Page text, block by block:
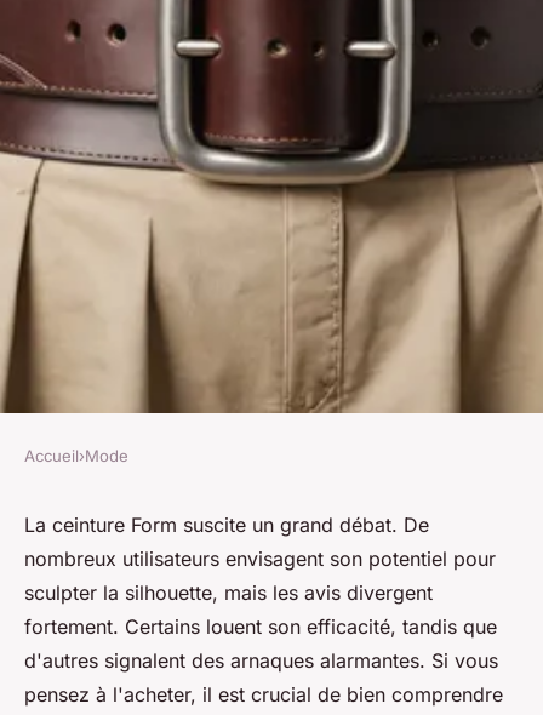
Ceinture form avis : un atout
pour votre silhouette ?
Juliette•28 mars 2025•4 min de lecture
Accueil›Mode
La ceinture Form suscite un grand débat. De
nombreux utilisateurs envisagent son potentiel pour
sculpter la silhouette, mais les avis divergent
fortement. Certains louent son efficacité, tandis que
d'autres signalent des arnaques alarmantes. Si vous
pensez à l'acheter, il est crucial de bien comprendre